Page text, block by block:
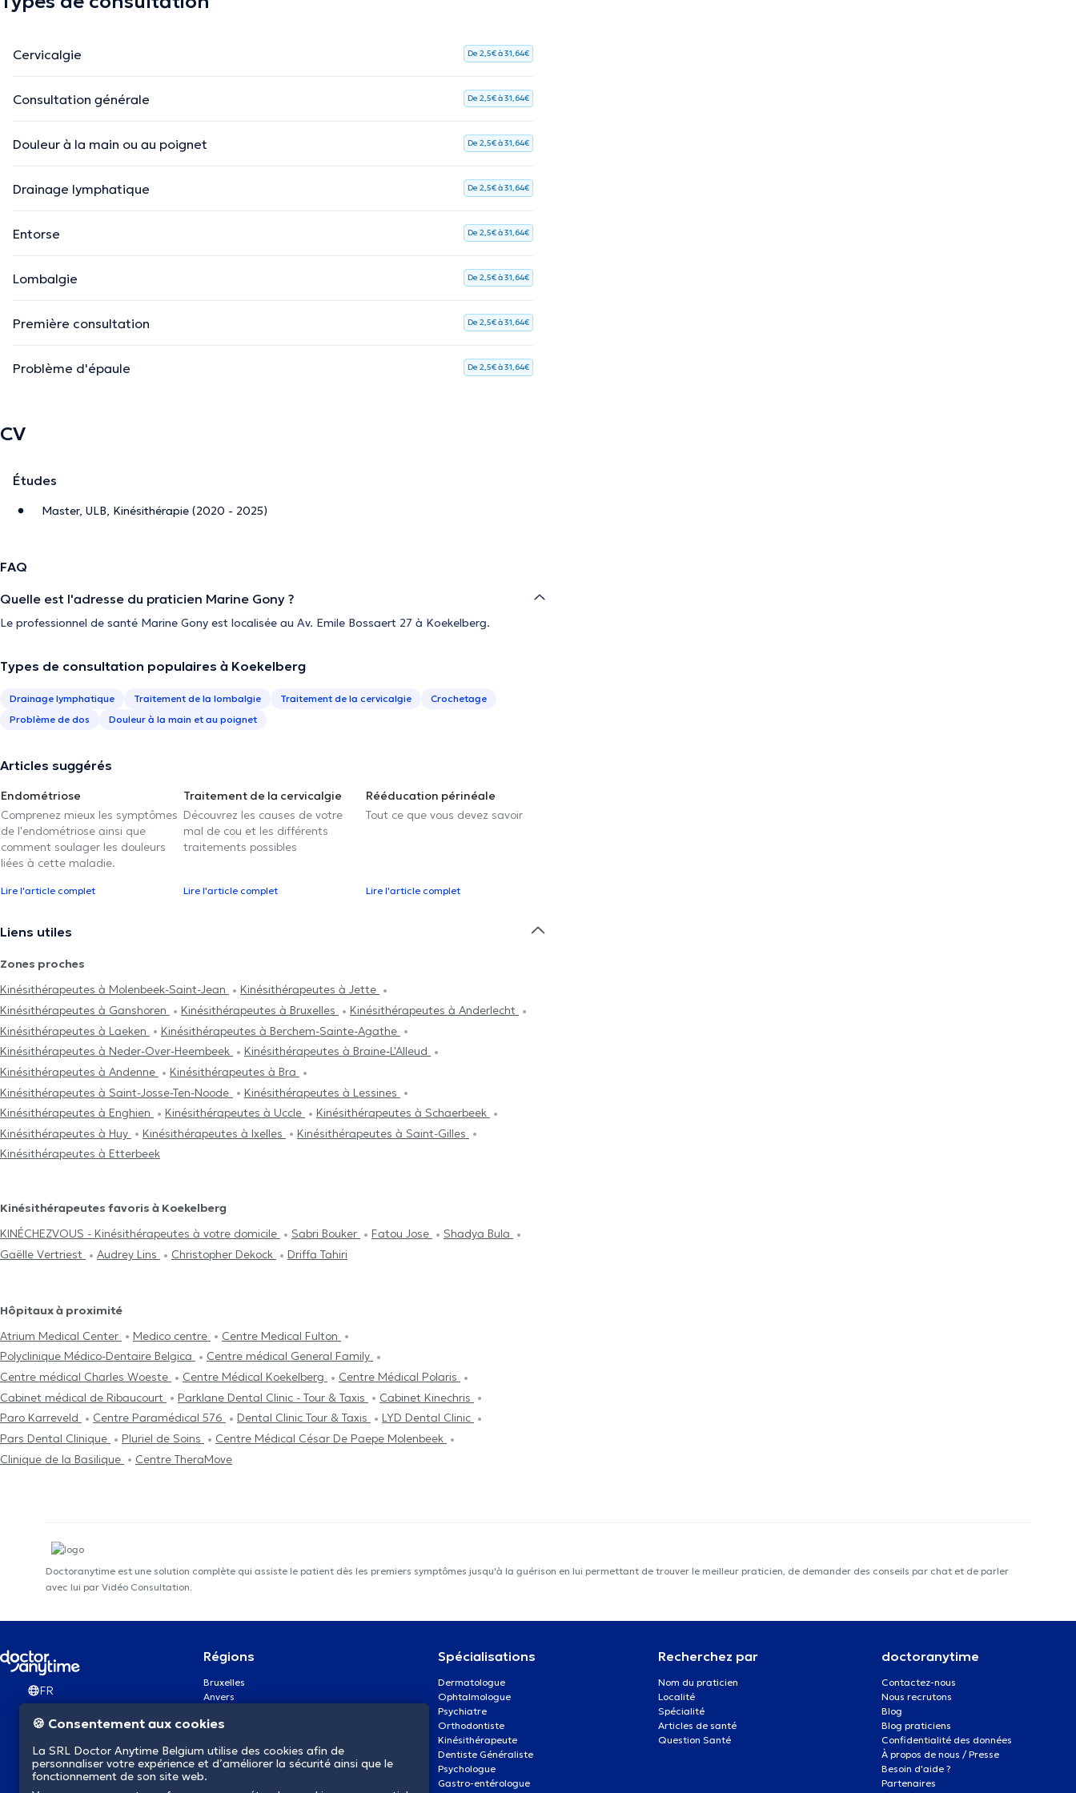
Cervicalgie De 2,5€ à 31,64€
Consultation générale De 2,5€ à 31,64€
Douleur à la main ou au poignet De 2,5€ à 31,64€
Drainage lymphatique De 2,5€ à 31,64€
Entorse De 2,5€ à 31,64€
Lombalgie De 2,5€ à 31,64€
Première consultation De 2,5€ à 31,64€
Problème d'épaule De 2,5€ à 31,64€
CV
Études
Master, ULB, Kinésithérapie (2020 - 2025)
FAQ
Quelle est l'adresse du praticien Marine Gony ?
Le professionnel de santé Marine Gony est localisée au Av. Emile Bossaert 27 à Koekelberg.
Types de consultation populaires à Koekelberg
Drainage lymphatique Traitement de la lombalgie Traitement de la cervicalgie
Crochetage
Problème de dos
Douleur à la main et au poignet
Articles suggérés
Endométriose
Comprenez mieux les symptômes
de l'endométriose ainsi que
comment soulager les douleurs
liées à cette maladie.
Lire l'article complet
Traitement de la cervicalgie
Découvrez les causes de votre
mal de cou et les différents
traitements possibles
Lire l'article complet
Rééducation périnéale
Tout ce que vous devez savoir
Lire l'article complet
Liens utiles
Zones proches
Kinésithérapeutes à Molenbeek-Saint-Jean
Kinésithérapeutes à Jette
Kinésithérapeutes à Ganshoren
Kinésithérapeutes à Bruxelles
Kinésithérapeutes à Anderlecht
Kinésithérapeutes à Laeken
Kinésithérapeutes à Berchem-Sainte-Agathe
Kinésithérapeutes à Neder-Over-Heembeek
Kinésithérapeutes à Braine-L'Alleud
Kinésithérapeutes à Andenne
Kinésithérapeutes à Bra
Kinésithérapeutes à Saint-Josse-Ten-Noode
Kinésithérapeutes à Lessines
Kinésithérapeutes à Enghien
Kinésithérapeutes à Uccle
Kinésithérapeutes à Schaerbeek
Kinésithérapeutes à Huy
Kinésithérapeutes à Ixelles
Kinésithérapeutes à Saint-Gilles
Kinésithérapeutes à Etterbeek
Kinésithérapeutes favoris à Koekelberg
KINÉCHEZVOUS - Kinésithérapeutes à votre domicile
Sabri Bouker Fatou Jose
Shadya Bula
Gaëlle Vertriest
Audrey Lins Christopher Dekock Driffa Tahiri
Hôpitaux à proximité
Atrium Medical Center
Medico centre
Centre Medical Fulton
Polyclinique Médico-Dentaire Belgica
Centre médical General Family
Centre médical Charles Woeste
Centre Médical Koekelberg
Centre Médical Polaris
Cabinet médical de Ribaucourt
Parklane Dental Clinic - Tour & Taxis
Cabinet Kinechris
Paro Karreveld
Centre Paramédical 576 Dental Clinic Tour & Taxis
LYD Dental Clinic
Pars Dental Clinique
Pluriel de Soins
Centre Médical César De Paepe Molenbeek
Clinique de la Basilique
Centre TheraMove
Doctoranytime est une solution complète qui assiste le patient dès les premiers symptômes jusqu'à la guérison en lui permettant de trouver le meilleur praticien, de demander des conseils par chat et de parler
avec lui par Vidéo Consultation.
FR
Régions
Bruxelles
Anvers
Charleroi
Bruges
Namur
Louvain
Spécialisations
Dermatologue
Ophtalmologue
Psychiatre
Orthodontiste
Kinésithérapeute
Dentiste Généraliste
Psychologue
Gastro-entérologue
Recherchez par
Nom du praticien
Localité
Spécialité
Articles de santé
Question Santé
doctoranytime
Contactez-nous
Nous recrutons
Blog
Blog praticiens
Confidentialité des données
À propos de nous / Presse
Besoin d'aide ?
Partenaires
🍪 Consentement aux cookies
La SRL Doctor Anytime Belgium utilise des cookies afin de
personnaliser votre expérience et d’améliorer la sécurité ainsi que le
fonctionnement de son site web.